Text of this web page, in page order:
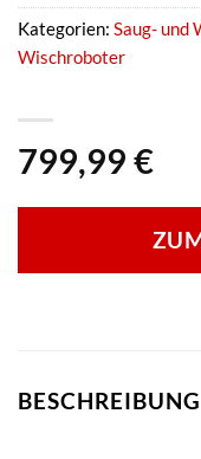
799,99 €
Kategorien: Saug- und
Wischroboter
BESCHREIBUNG